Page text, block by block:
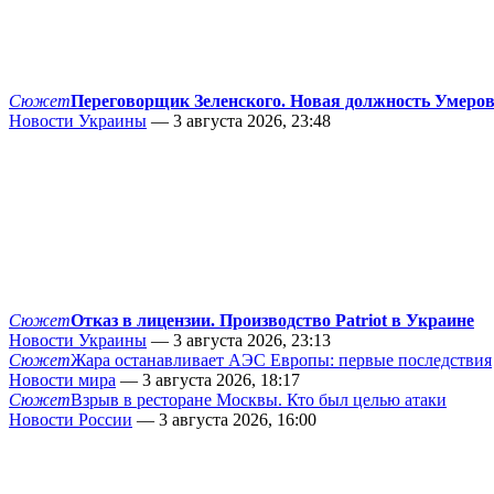
СюжетПереговорщик Зеленского. Новая должность
Новости Украины — 3 августа 2026, 23:48
СюжетОтказ в лицензии. Производство Patriot в Украине
Новости Украины — 3 августа 2026, 23:13
СюжетЖара останавливает АЭС Европы: первые последствия
Новости мира — 3 августа 2026, 18:17
СюжетВзрыв в ресторане Москвы. Кто был целью атаки
Новости России — 3 августа 2026, 16:00